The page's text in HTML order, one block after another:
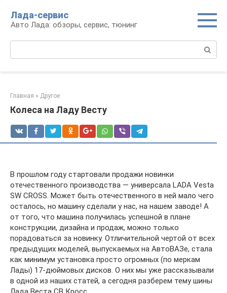
контенту
Лада-сервис
Авто Лада: обзоры, сервис, тюнинг
Главная » Другое
Колеса на Ладу Весту
В прошлом году стартовали продажи новинки
отечественного производства — универсала LADA Vesta
SW CROSS. Может быть отечественного в ней мало чего
осталось, но машину сделали у нас, на нашем заводе! А
от того, что машина получилась успешной в плане
конструкции, дизайна и продаж, можно только
порадоваться за новинку. Отличительной чертой от всех
предыдущих моделей, выпускаемых на АвтоВАЗе, стала
как минимум установка просто огромных (по меркам
Лады) 17-дюймовых дисков. О них мы уже рассказывали
в одной из наших статей, а сегодня разберем тему шины